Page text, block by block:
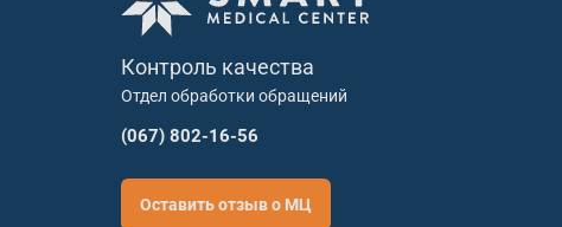
Контроль качества
Отдел обработки обращений
(067) 802-16-56
Оставить отзыв о МЦ